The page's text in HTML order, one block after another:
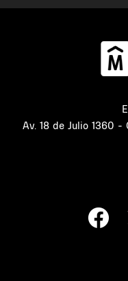
Av. 18 de Julio 1360 -